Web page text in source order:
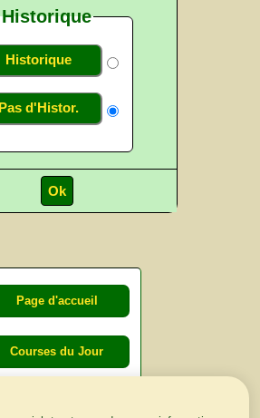
Historique
Historique
Pas d'Histor.
Page d'accueil
Courses du Jour